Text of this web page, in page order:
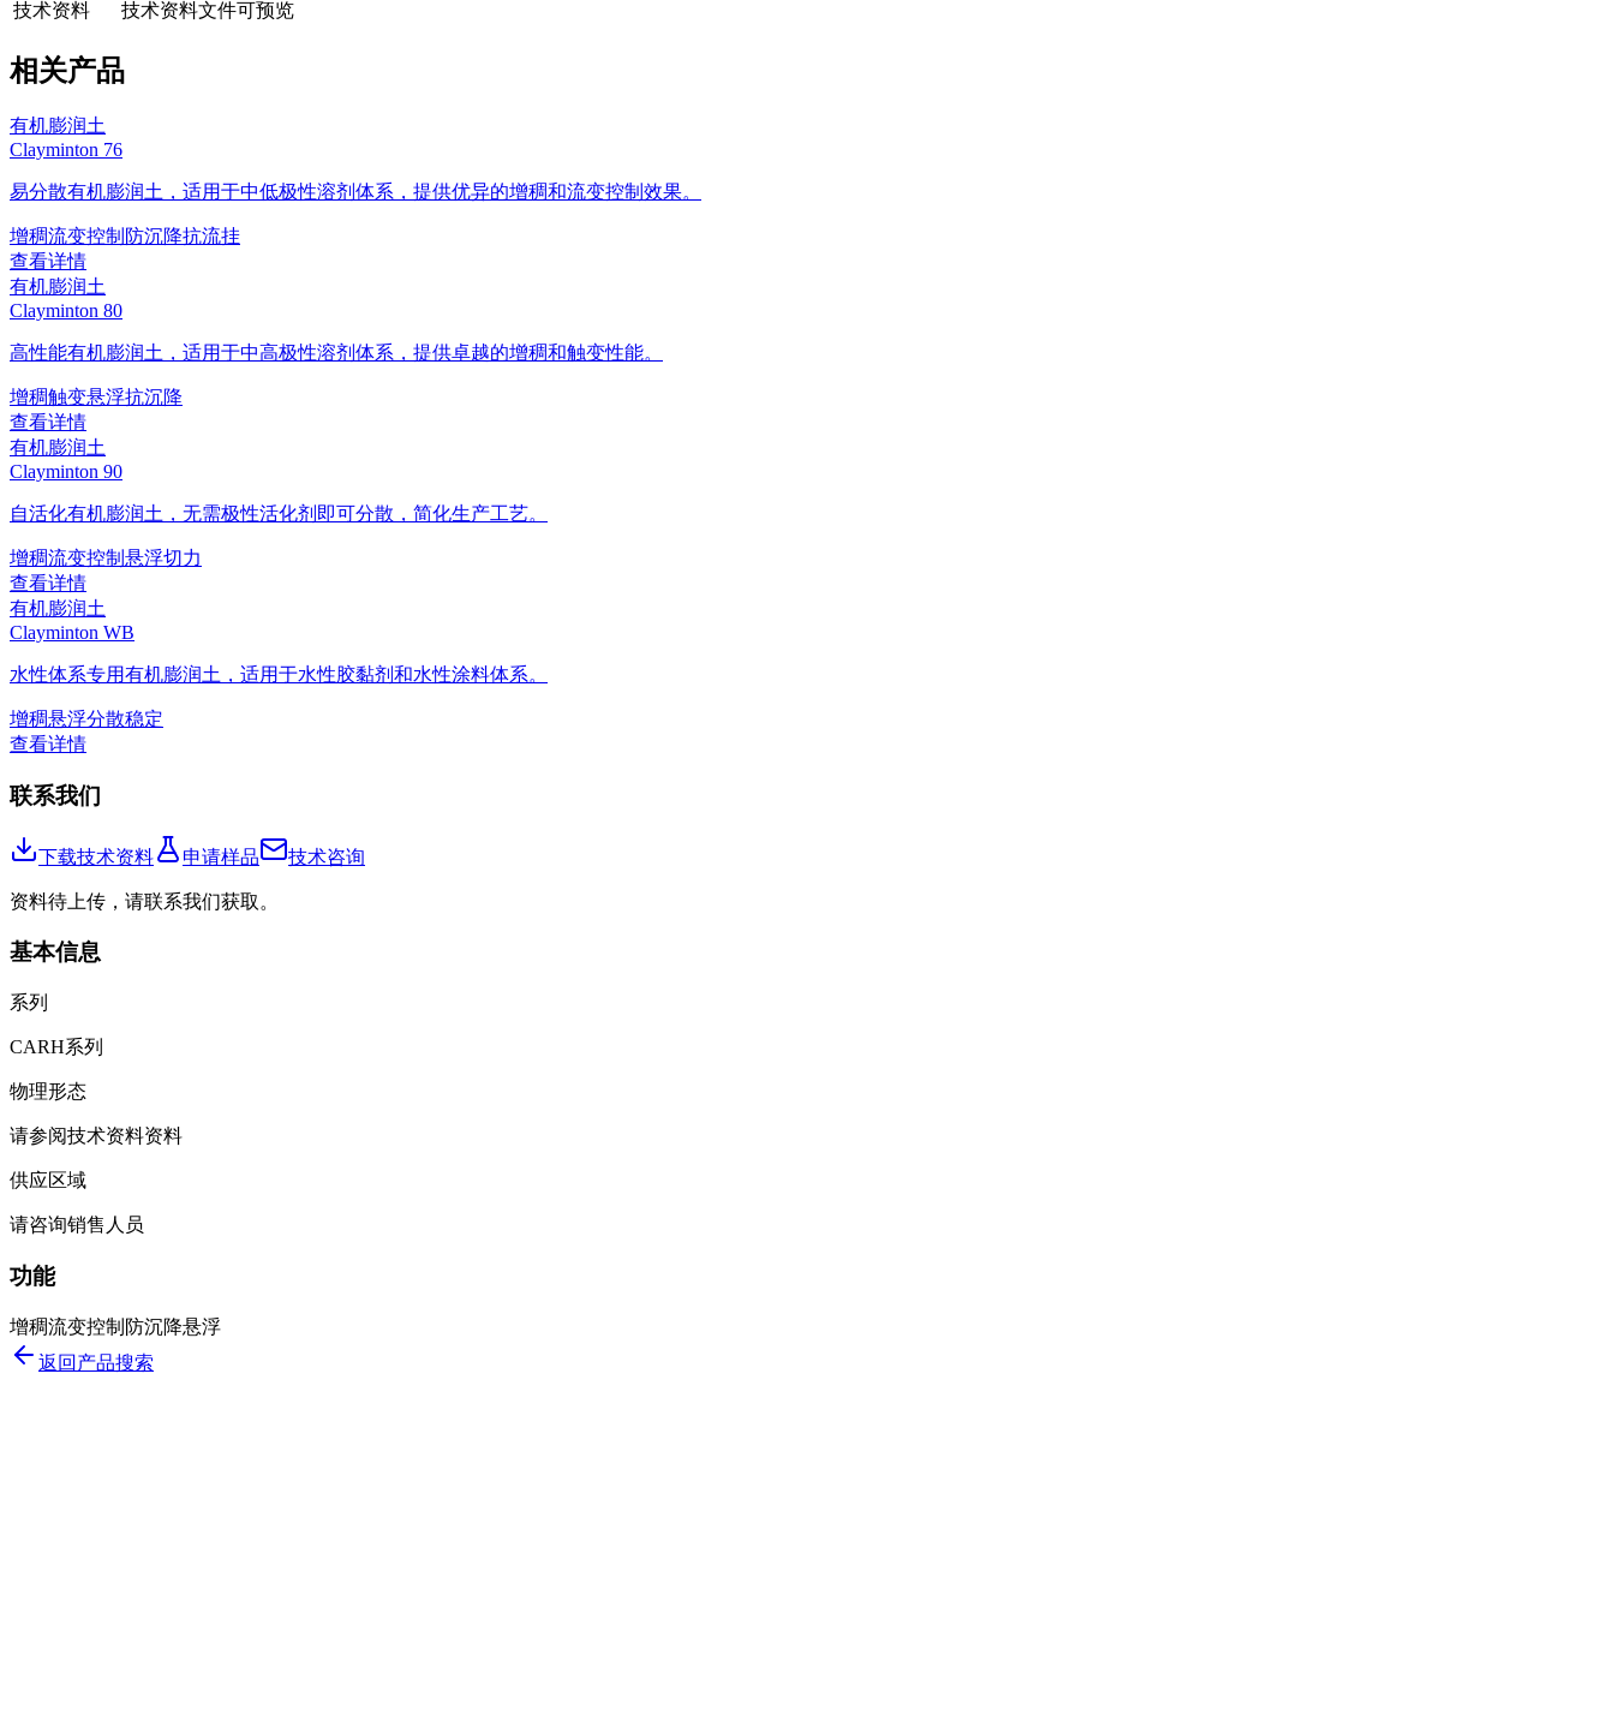
技术资料
技术资料文件可预览
相关产品
有机膨润土
Clayminton 76
易分散有机膨润土，适用于中低极性溶剂体系，提供优异的增稠和流变控制效果。
增稠流变控制 防沉降抗流挂
查看详情
有机膨润土
Clayminton 80
高性能有机膨润土，适用于中高极性溶剂体系，提供卓越的增稠和触变性能。
增稠触变悬浮抗沉降
查看详情
有机膨润土
Clayminton 90
自活化有机膨润土，无需极性活化剂即可分散，简化生产工艺。
增稠流变控制 悬浮切力
查看详情
有机膨润土
Clayminton WB
水性体系专用有机膨润土，适用于水性胶黏剂和水性涂料体系。
增稠悬浮分散稳定
查看详情
联系我们
下载技术资料 申请样品 技术咨询
资料待上传，请联系我们获取。
基本信息
系列
CARH系列
物理形态
请参阅技术资料资料
供应区域
请咨询销售人员
功能
增稠流变控制 防沉降悬浮
返回产品搜索